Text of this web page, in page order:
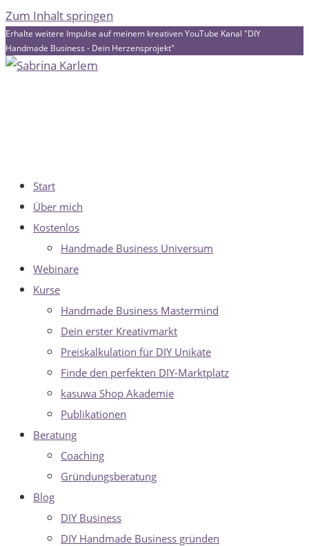
Zum Inhalt springen
Erhalte weitere Impulse auf meinem kreativen YouTube Kanal "DIY
Handmade Business - Dein Herzensprojekt"
Start
Über mich
Kostenlos
Handmade Business Universum
Webinare
Kurse
Handmade Business Mastermind
Dein erster Kreativmarkt
Preiskalkulation für DIY Unikate
Finde den perfekten DIY-Marktplatz
kasuwa Shop Akademie
Publikationen
Beratung
Coaching
Gründungsberatung
Blog
DIY Business
DIY Handmade Business gründen